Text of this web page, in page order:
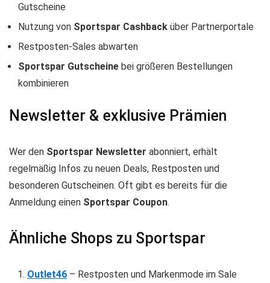
Gutscheine
Nutzung von Sportspar Cashback über Partnerportale
Restposten-Sales abwarten
Sportspar Gutscheine bei größeren Bestellungen
kombinieren
Newsletter & exklusive Prämien
Wer den Sportspar Newsletter abonniert, erhält
regelmäßig Infos zu neuen Deals, Restposten und
besonderen Gutscheinen. Oft gibt es bereits für die
Anmeldung einen Sportspar Coupon.
Ähnliche Shops zu Sportspar
Outlet46 – Restposten und Markenmode im Sale